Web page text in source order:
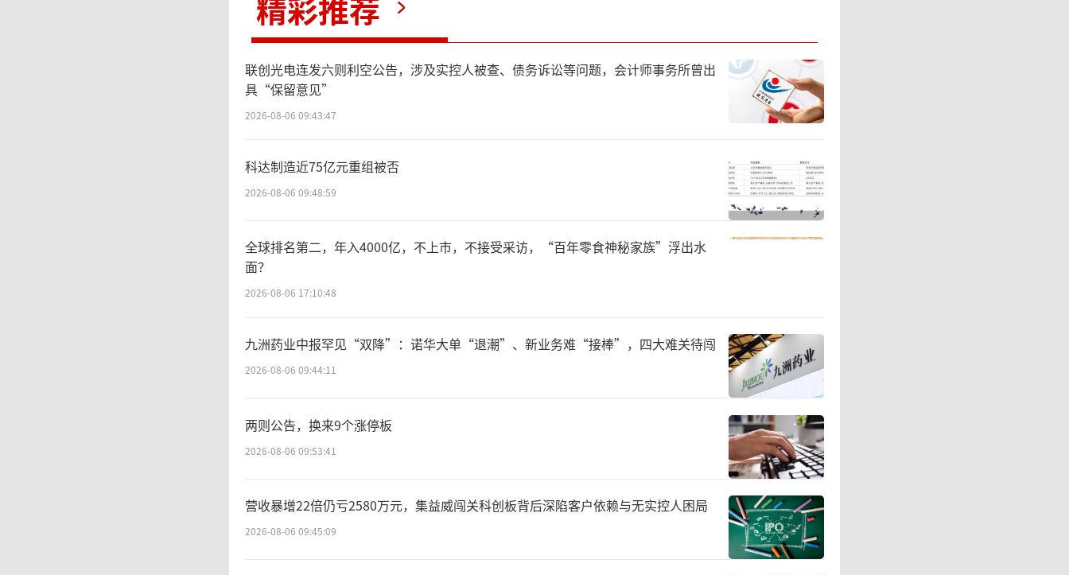
千亿级别。
对于铜冠铜箔，国轩高科早在2020年便率
先布局。现如今，通过长期的持股、增持、减
持等一系列操作，公司已从这家电子铜箔企业
有趣的是，铜冠铜箔不是国轩高科的唯一
投资标的，放眼A股、港股乃至境外市场，其
买入股票的范围涵盖赛力斯、奇瑞汽车、众泰
汽车、晶科能源、曼恩斯特、德福科技、途
虎、曹操出行等知名品种。而此番现象再结合
国轩高科相对平淡的业绩来看，颇有一股“靠
炒股来养家”的既视感。
联创光电连发六则利空公告，涉及实控人被查、债务诉讼等问题，会计师事务所曾出
具“保留意见”
2026-08-06 09:43:47
科达制造近75亿元重组被否
2026-08-06 09:48:59
全球排名第二，年入4000亿，不上市，不接受采访，“百年零食神秘家族”浮出水
面？
2026-08-06 17:10:48
九洲药业中报罕见“双降”：诺华大单“退潮”、新业务难“接棒”，四大难关待闯
2026-08-06 09:44:11
两则公告，换来9个涨停板
2026-08-06 09:53:41
营收暴增22倍仍亏2580万元，集益威闯关科创板背后深陷客户依赖与无实控人困局
2026-08-06 09:45:09